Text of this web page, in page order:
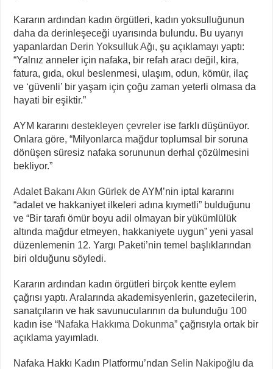
Kararın ardından kadın örgütleri, kadın yoksulluğunun
daha da derinleşeceği uyarısında bulundu. Bu uyarıyı
yapanlardan Derin Yoksulluk Ağı, şu açıklamayı yaptı:
“Yalnız anneler için nafaka, bir refah aracı değil, kira,
fatura, gıda, okul beslenmesi, ulaşım, odun, kömür, ilaç
ve ‘güvenli’ bir yaşam için çoğu zaman yeterli olmasa da
hayati bir eşiktir.”
AYM kararını destekleyen çevreler ise farklı düşünüyor.
Onlara göre, “Milyonlarca mağdur toplumsal bir soruna
dönüşen süresiz nafaka sorununun derhal çözülmesini
bekliyor.”
Adalet Bakanı Akın Gürlek de AYM’nin iptal kararını
“adalet ve hakkaniyet ilkeleri adına kıymetli” bulduğunu
ve “Bir tarafı ömür boyu adil olmayan bir yükümlülük
altında mağdur etmeyen, hakkaniyete uygun” yeni yasal
düzenlemenin 12. Yargı Paketi’nin temel başlıklarından
biri olduğunu söyledi.
Kararın ardından kadın örgütleri birçok kentte eylem
çağrısı yaptı. Aralarında akademisyenlerin, gazetecilerin,
sanatçıların ve hak savunucularının da bulunduğu 100
kadın ise “Nafaka Hakkıma Dokunma” çağrısıyla ortak bir
açıklama yayımladı.
Nafaka Hakkı Kadın Platformu’ndan Selin Nakipoğlu da